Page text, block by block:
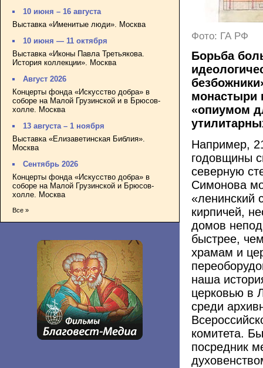
10 июня – 16 августа
Выставка «Именитые люди». Москва
10 июня — 11 октября
Выставка «Иконы Павла Третьякова.
История коллекции». Москва
Август 2026
Концерты фонда «Искусство добра» в
соборе на Малой Грузинской и в Брюсов-
холле. Москва
13 августа – 1 ноября
Выставка «Елизаветинская Библия».
Москва
Сентябрь 2026
Концерты фонда «Искусство добра» в
соборе на Малой Грузинской и Брюсов-
холле. Москва
Все »
Фото: ГА РФ
Борьба
монастыри
«опиумом
Например,
годовщины
северную
Симонова
«ленинский
кирпичей,
домов
быстрее,
храмам и
наша
церковью в
среди
комитета.
посредник